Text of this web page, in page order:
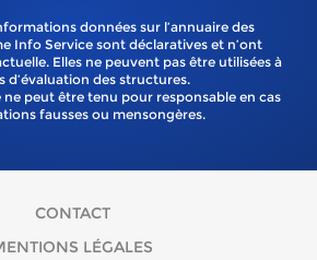
données sur l’annuaire des
Info Service sont déclaratives et n’ont
Elles ne peuvent pas être utilisées à
d’évaluation des structures.
peut être tenu pour responsable en cas
fausses ou mensongères.
CONTACT
LÉGALES